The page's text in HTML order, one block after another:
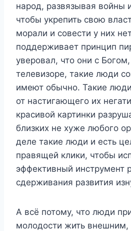
народ, развязывая войны
чтобы укрепить свою
морали и совести у них
поддерживает принцип
уверовал, что они с
телевизоре, такие люди
имеют обычно. Такие
от настигающего их
красивой картинки
близких не хуже любого
деле такие люди и есть
правящей клики, чтобы
эффективный инструмент
сдерживания развития
А всё потому, что люди
молодости жить внешним,